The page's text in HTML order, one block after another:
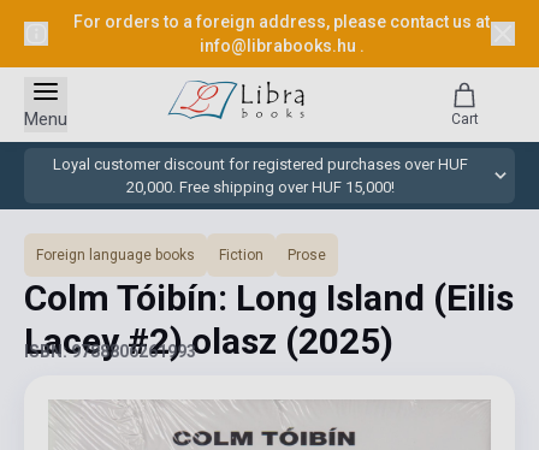
For orders to a foreign address, please contact us at
info@librabooks.hu .
Loyal customer discount for registered purchases over HUF
20,000. Free shipping over HUF 15,000!
Menu Cart
Foreign language books Fiction Prose
Colm Tóibín: Long Island (Eilis
Lacey #2) olasz (2025)
ISBN: 9788806261993